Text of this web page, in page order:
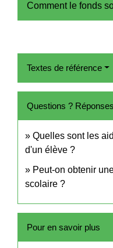
Comment le fonds
Textes de référence
Questions ?
Quelles sont les
d'un élève ?
Peut-on obtenir
scolaire ?
Pour en savoir plus